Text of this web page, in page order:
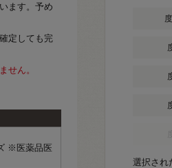
ます。予め
定しても完
せん。
※医薬品医
選択され